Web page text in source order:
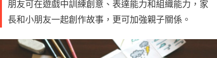
朋友可在遊戲中訓練創意、表達能力和組織能力，家
長和小朋友一起創作故事，更可加強親子關係。